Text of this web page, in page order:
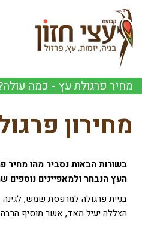
מחיר פרגולת עץ - כמה
מחירון
בשורות הבאות נסביר מהו מחיר
העץ הנבחר ולמאפיינים נוספים
בניית פרגולה למרפסת שמש, לגינה
הצללה יעיל מאד, אשר מוסיף הרבה